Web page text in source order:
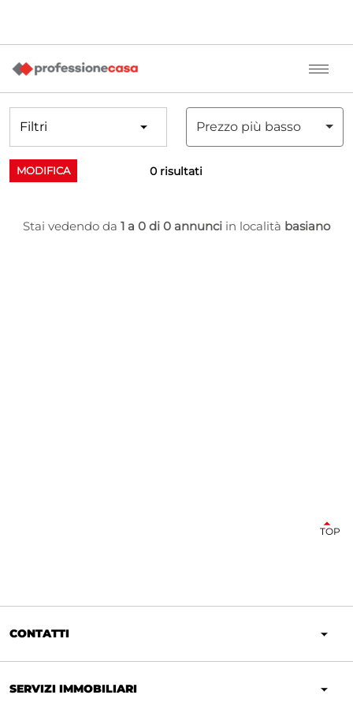
Filtri Prezzo più basso
MODIFICA 0 risultati
Stai vedendo da 1 a 0 di 0 annunci in località basiano
TOP
CONTATTI
SERVIZI IMMOBILIARI